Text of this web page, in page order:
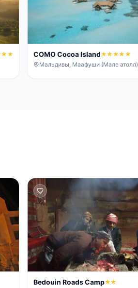
COMO Cocoa Island★★★★★
Мальдивы, Маафуши (Мале атолл)
Bedouin Roads Camp★★